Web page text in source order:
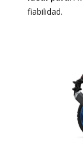
fiabilidad.